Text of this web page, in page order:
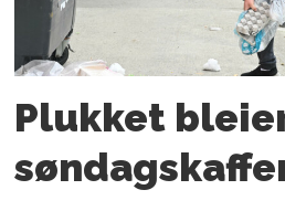
Plukket